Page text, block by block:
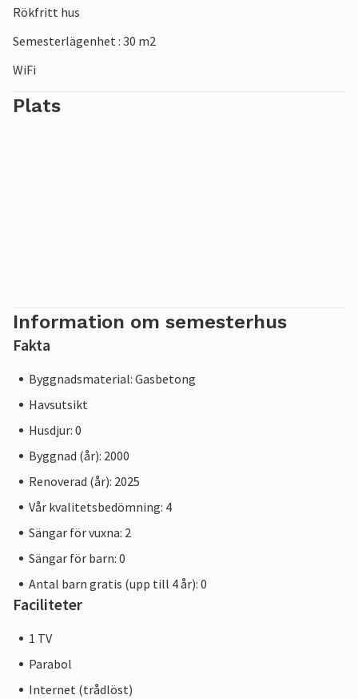
Rökfritt hus
Semesterlägenhet : 30 m2
WiFi
Plats
Information om semesterhus
Fakta
Byggnadsmaterial: Gasbetong
Havsutsikt
Husdjur: 0
Byggnad (år): 2000
Renoverad (år): 2025
Vår kvalitetsbedömning: 4
Sängar för vuxna: 2
Sängar för barn: 0
Antal barn gratis (upp till 4 år): 0
Faciliteter
1 TV
Parabol
Internet (trådlöst)